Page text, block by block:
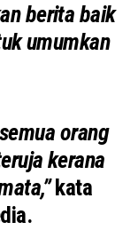
berita baik
umumkan
orang
kerana
kata